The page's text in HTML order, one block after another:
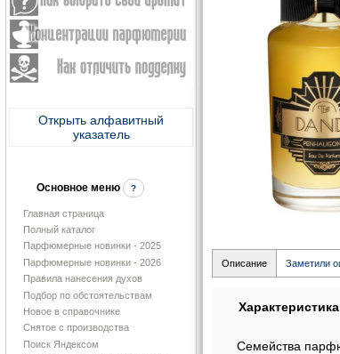
Открыть алфавитный
указатель
Основное меню ?
Главная страница
Полный каталог
Парфюмерные новинки - 2025
Парфюмерные новинки - 2026
Правила нанесения духов
Подбор по обстоятельствам
Новое в справочнике
Снятое с производства
Поиск Яндексом
Описание Заметили
Семейства